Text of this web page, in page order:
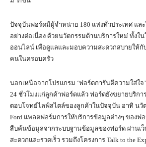
ปัจจุบันฟอร์ดมีผู้จำหน่าย 180 แห่งทั่วประเทศ แล
อย่างต่อเนื่อง ด้วยนวัตกรรมด้านบริการใหม่ ทั้งใ
ออนไลน์ เพื่อดูแลและมอบความสะดวกสบายให้
คนในครอบครัว
นอกเหนือจากโปรแกรม ‘ฟอร์ดการันตีความใส่ใ
24 ชั่วโมงแก่ลูกค้าฟอร์ดแล้ว ฟอร์ดยังขยายบริกา
ตอบโจทย์ไลฟ์สไตล์ของลูกค้าในปัจจุบัน อาทิ นวั
Ford แพลตฟอร์มการให้บริการข้อมูลต่างๆ ของฟ
สืบค้นข้อมูลจากระบบฐานข้อมูลของฟอร์ด ผ่านเ
สะดวกและรวดเร็ว รวมถึงโครงการ Talk to the